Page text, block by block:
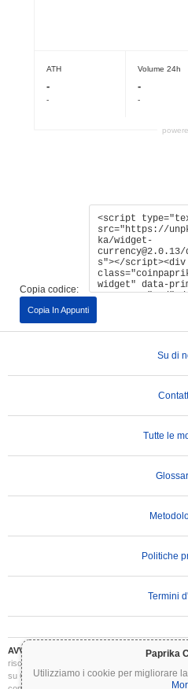
Paprika
Utilizziamo i cookie per migliorare
Copia codice:
Copia In Appunti
Su di
Tutte le
Politiche
Termini
AVVERTENZA IMPORTANTE:
Le
rischi significativi. Potresti perdere parte o tutto
su Coinpaprika sono fornite esclusivamente a